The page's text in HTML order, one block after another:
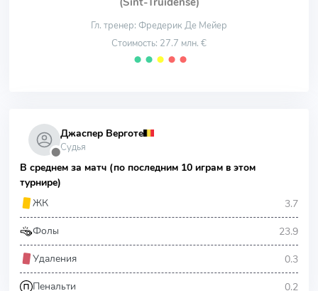
Гл. тренер: Фредерик Де Мейер
Стоимость: 27.7 млн. €
⬤ ⬤ ⬤ ⬤ ⬤
⬤
Джаспер Верготе
Судья
В среднем за матч (по последним 10 играм в этом
турнире)
ЖК
3.7
Фолы 23.9
Удаления 0.3
Пенальти 0.2